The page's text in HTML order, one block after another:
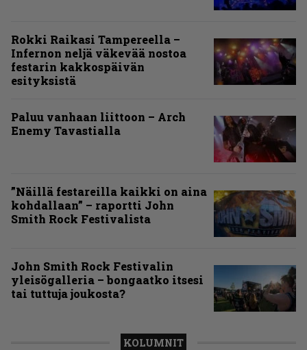
Rokki Raikasi Tampereella –
Infernon neljä väkevää nostoa
festarin kakkospäivän
esityksistä
Paluu vanhaan liittoon – Arch
Enemy Tavastialla
”Näillä festareilla kaikki on aina
kohdallaan” – raportti John
Smith Rock Festivalista
John Smith Rock Festivalin
yleisögalleria – bongaatko itsesi
tai tuttuja joukosta?
KOLUMNIT